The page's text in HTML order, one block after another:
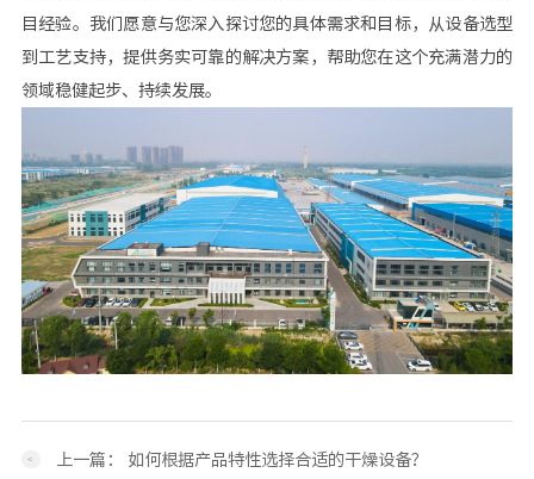
目经验。我们愿意与您深入探讨您的具体需求和目标，从设备选型
到工艺支持，提供务实可靠的解决方案，帮助您在这个充满潜力的
领域稳健起步、持续发展。
上一篇： 如何根据产品特性选择合适的干燥设备？